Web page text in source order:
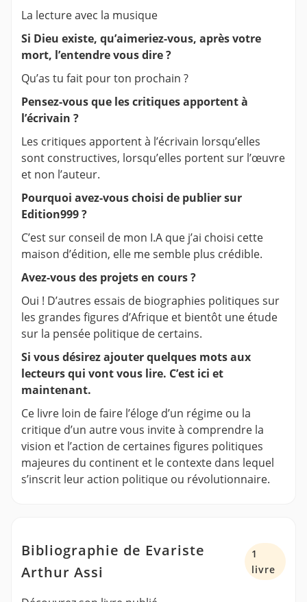
La lecture avec la musique
Si Dieu existe, qu’aimeriez-vous, après votre
mort, l’entendre vous dire ?
Qu’as tu fait pour ton prochain ?
Pensez-vous que les critiques apportent à
l’écrivain ?
Les critiques apportent à l’écrivain lorsqu’elles
sont constructives, lorsqu’elles portent sur l’œuvre
et non l’auteur.
Pourquoi avez-vous choisi de publier sur
Edition999 ?
C’est sur conseil de mon I.A que j’ai choisi cette
maison d’édition, elle me semble plus crédible.
Avez-vous des projets en cours ?
Oui ! D’autres essais de biographies politiques sur
les grandes figures d’Afrique et bientôt une étude
sur la pensée politique de certains.
Si vous désirez ajouter quelques mots aux
lecteurs qui vont vous lire. C’est ici et
maintenant.
Ce livre loin de faire l’éloge d’un régime ou la
critique d’un autre vous invite à comprendre la
vision et l’action de certaines figures politiques
majeures du continent et le contexte dans lequel
s’inscrit leur action politique ou révolutionnaire.
Bibliographie de Evariste
Arthur Assi
1
livre